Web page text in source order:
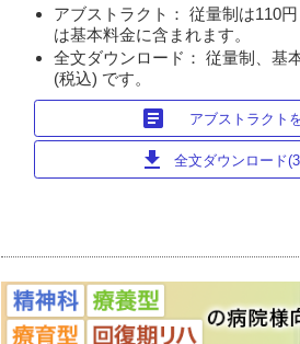
アブストラクト： 従量制は110
は基本料金に含まれます。
全文ダウンロード： 従量制、基
(税込) です。
article アブストラクト
download 全文ダウンロード